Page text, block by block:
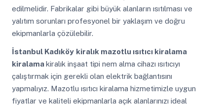
edilmelidir. Fabrikalar gibi büyük alanların ısıtılması ve
yalıtım sorunları profesyonel bir yaklaşım ve doğru
ekipmanlarla çözülebilir.
İstanbul Kadıköy kiralık mazotlu ısıtıcı kiralama
kiralamakiralık inşaat tipi nem alma cihazı ısıtıcıyı
çalıştırmak için gerekli olan elektrik bağlantısını
yapmalıyız. Mazotlu ısıtıcı kiralama hizmetimizle uygun
fiyatlar ve kaliteli ekipmanlarla açık alanlarınızı ideal